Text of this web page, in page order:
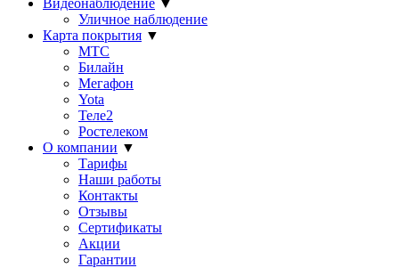
Видеонаблюдение ▼
Уличное наблюдение
Карта покрытия ▼
МТС
Билайн
Мегафон
Yota
Теле2
Ростелеком
О компании ▼
Тарифы
Наши работы
Контакты
Отзывы
Сертификаты
Акции
Гарантии